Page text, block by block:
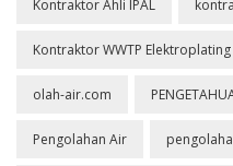
Kontraktor Ahli IPAL
Kontraktor WWTP Elektroplating
olah-air.com
Pengolahan Air